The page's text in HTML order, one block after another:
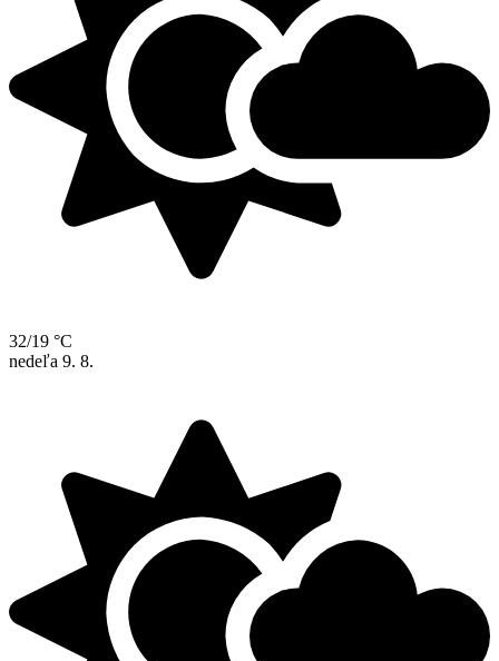
32/19 °C
nedeľa 9. 8.